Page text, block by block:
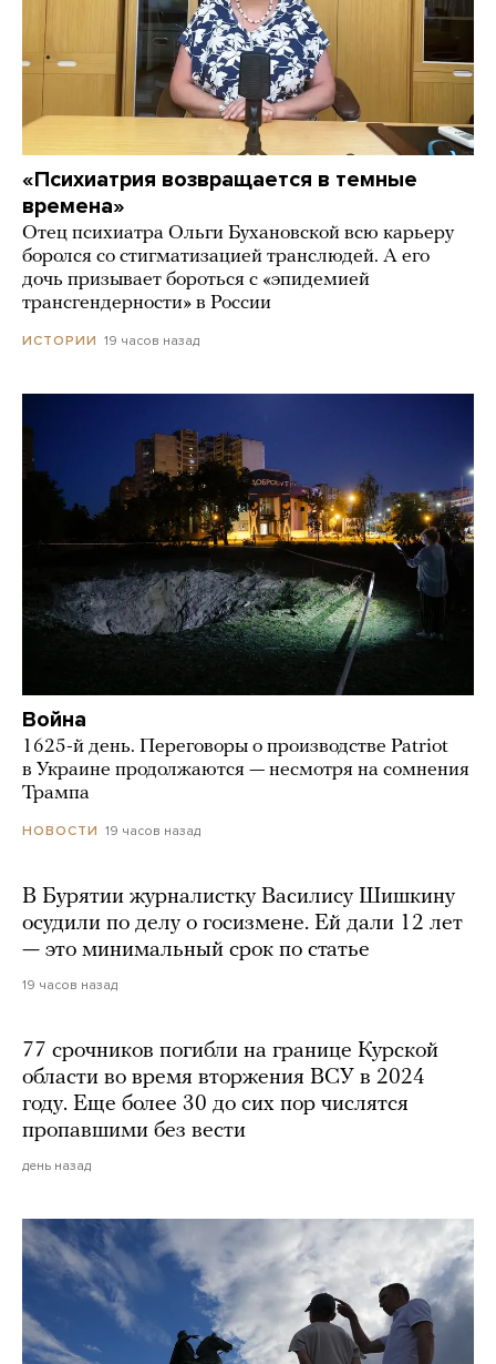
«Психиатрия возвращается в темные
времена»
Отец психиатра Ольги Бухановской всю карьеру
боролся со стигматизацией транслюдей. А его
дочь призывает бороться с «эпидемией
трансгендерности» в России
ИСТОРИИ 19 часов назад
Война
1625-й день. Переговоры о производстве Patriot
в Украине продолжаются — несмотря на сомнения
Трампа
НОВОСТИ 19 часов назад
В Бурятии журналистку Василису Шишкину
осудили по делу о госизмене. Ей дали 12 лет
— это минимальный срок по статье
19 часов назад
77 срочников погибли на границе Курской
области во время вторжения ВСУ в 2024
году. Еще более 30 до сих пор числятся
пропавшими без вести
день назад